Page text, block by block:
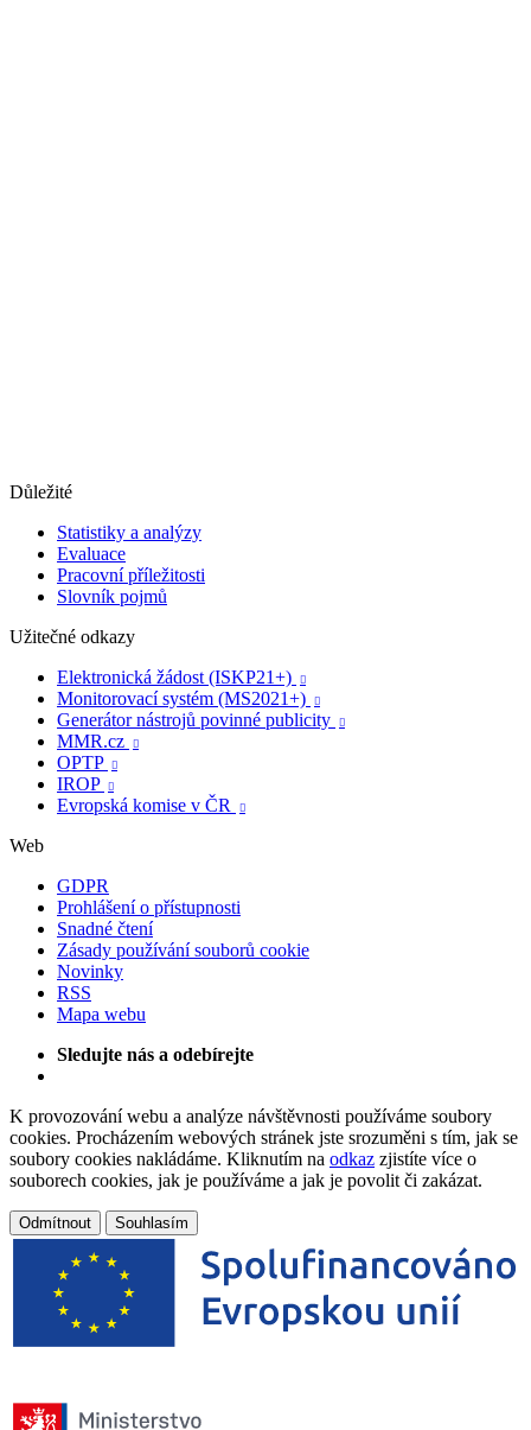
Důležité
Statistiky a analýzy
Evaluace
Pracovní příležitosti
Slovník pojmů
Užitečné odkazy
Elektronická žádost (ISKP21+)

Monitorovací systém (MS2021+) 
Generátor nástrojů povinné publicity 
MMR.cz 
OPTP 
IROP 
Evropská komise v ČR 
Web
GDPR
Prohlášení o přístupnosti
Snadné čtení
Zásady používání souborů cookie
Novinky
RSS
Mapa webu
Sledujte nás a odebírejte
K provozování webu a analýze návštěvnosti používáme soubory
cookies. Procházením webových stránek jste srozuměni s tím, jak se
soubory cookies nakládáme. Kliknutím na odkaz zjistíte více o
souborech cookies, jak je používáme a jak je povolit či zakázat.
Odmítnout Souhlasím